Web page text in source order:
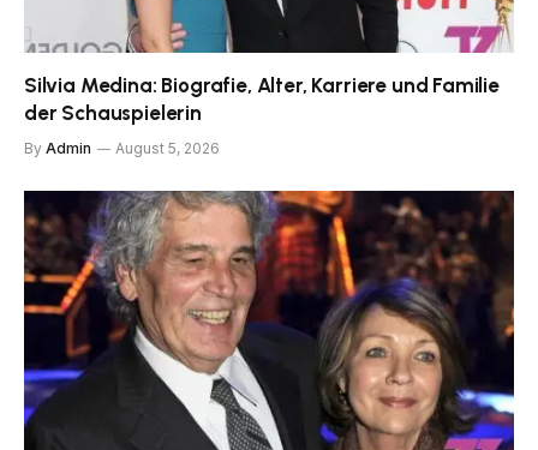
Silvia Medina: Biografie, Alter, Karriere und Familie
der Schauspielerin
By Admin August 5, 2026